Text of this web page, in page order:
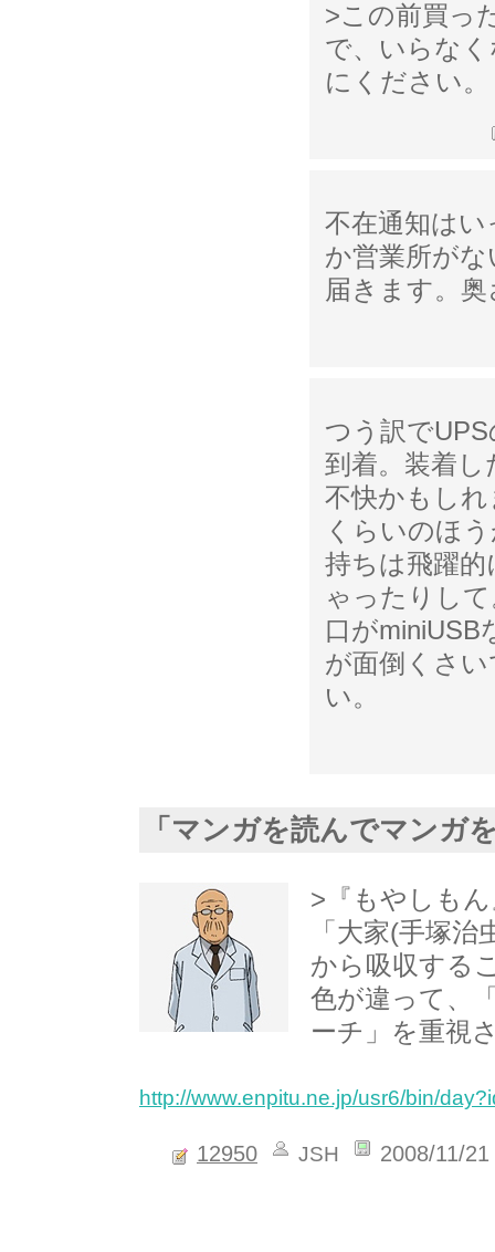
>この前買っ
で、いらな
にください。
不在通知は
か営業所が
届きます。
つう訳で
到着。装着
不快かもし
くらいのほ
持ちは飛躍
ゃったりし
口がminiUSB
が面倒くさ
い。
「マンガを読んでマンガ
>『もやしも
「大家(手塚
から吸収する
色が違って、
ーチ」を重視
http://www.enpitu.ne.jp/usr6/bin/
12950 JSH 2008/11/